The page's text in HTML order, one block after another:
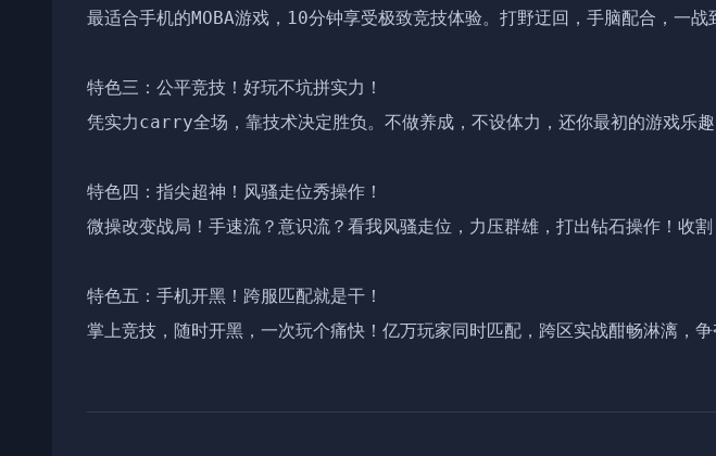
最适合手机的MOBA游戏，10分钟享受极致竞技体验。打野迂回，手脑配合，一战
特色三：公平竞技！好玩不坑拼实力！
凭实力carry全场，靠技术决定胜负。不做养成，不设体力，还你最初的游戏乐趣
特色四：指尖超神！风骚走位秀操作！
微操改变战局！手速流？意识流？看我风骚走位，力压群雄，打出钻石操作！收割
特色五：手机开黑！跨服匹配就是干！
掌上竞技，随时开黑，一次玩个痛快！亿万玩家同时匹配，跨区实战酣畅淋漓，争